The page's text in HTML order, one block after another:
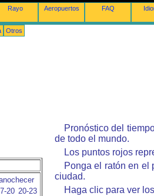
Rayo Aeropuertos FAQ
Otros
20 20-23
Pronóstico del
de todo el mundo.
Los puntos rojos
Ponga el ratón en el
ciudad.
Haga clic para ver